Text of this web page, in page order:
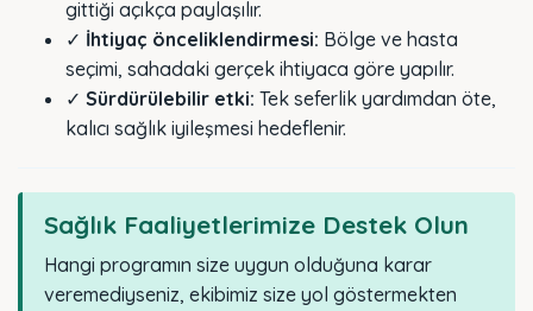
gittiği açıkça paylaşılır.
✓ İhtiyaç önceliklendirmesi: Bölge ve hasta
seçimi, sahadaki gerçek ihtiyaca göre yapılır.
✓ Sürdürülebilir etki: Tek seferlik yardımdan öte,
kalıcı sağlık iyileşmesi hedeflenir.
Sağlık Faaliyetlerimize Destek Olun
Hangi programın size uygun olduğuna karar
veremediyseniz, ekibimiz size yol göstermekten